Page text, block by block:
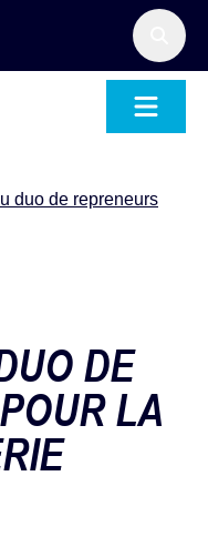
duo de repreneurs
DE
LA